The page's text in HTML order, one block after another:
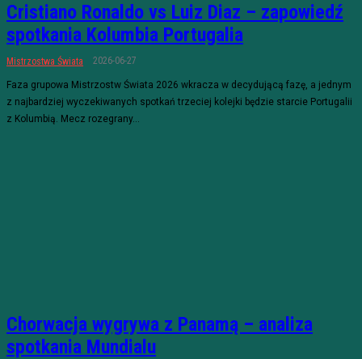
Cristiano Ronaldo vs Luiz Diaz – zapowiedź
spotkania Kolumbia Portugalia
Mistrzostwa Świata 2026-06-27
Faza grupowa Mistrzostw Świata 2026 wkracza w decydującą fazę, a jednym
z najbardziej wyczekiwanych spotkań trzeciej kolejki będzie starcie Portugalii
z Kolumbią. Mecz rozegrany...
Chorwacja wygrywa z Panamą – analiza
spotkania Mundialu